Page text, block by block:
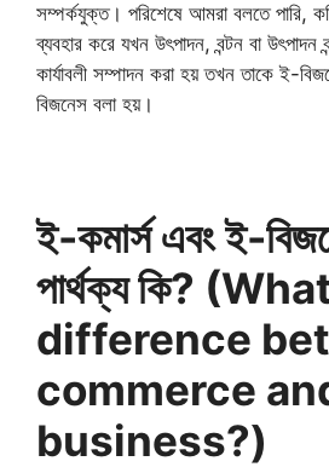
সম্পর্কযুক্ত। পরিশেষে আমরা বলতে পারি,
ব্যবহার করে যখন উৎপাদন, বন্টন বা উৎপাদন
কার্যাবলী সম্পাদন করা হয় তখন তাকে ই-
বিজনেস বলা হয়।
ই-কমার্স এবং ই-
পার্থক্য কি?
difference
commerce
business?)